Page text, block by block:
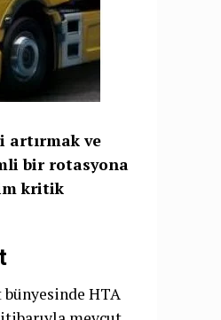
artırmak ve
bir rotasyona
kritik
bünyesinde HTA